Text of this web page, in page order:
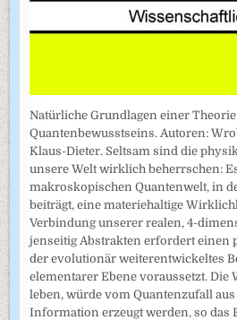
Natürliche Grundlagen einer
Quantenbewusstseins. Autoren:
Klaus-Dieter. Seltsam sind die
unsere Welt wirklich beherrschen:
makroskopischen Quantenwelt, in
beiträgt, eine materiehaltige
Verbindung unserer realen, 4-
jenseitig Abstrakten erfordert einen
der evolutionär weiterentwickeltes
elementarer Ebene voraussetzt.
leben, würde vom Quantenzufall
Information erzeugt werden, so das